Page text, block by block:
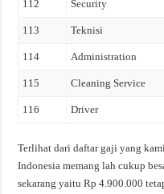
112 Security
113 Teknisi
114 Administration
115 Cleaning Service
116 Driver
Terlihat dari daftar gaji yang
Indonesia memang lah cukup
sekarang yaitu Rp 4.900.000